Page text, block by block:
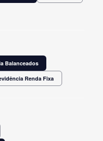
Balanceados
Renda Fixa